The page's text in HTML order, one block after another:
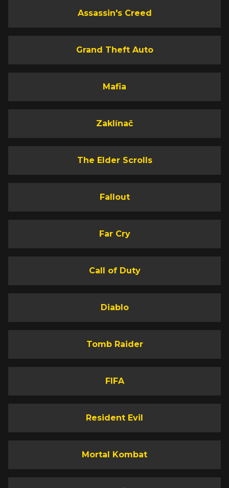
Assassin's Creed
Grand Theft Auto
Mafia
Zaklínač
The Elder Scrolls
Fallout
Far Cry
Call of Duty
Diablo
Tomb Raider
FIFA
Resident Evil
Mortal Kombat